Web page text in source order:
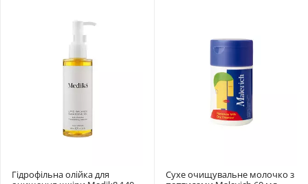
Гідрофільна олійка для
Сухе очищувальне молочко з